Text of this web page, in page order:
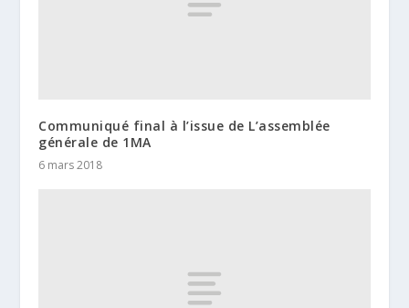
Communiqué final à l’issue de L’assemblée
générale de 1MA
6 mars 2018